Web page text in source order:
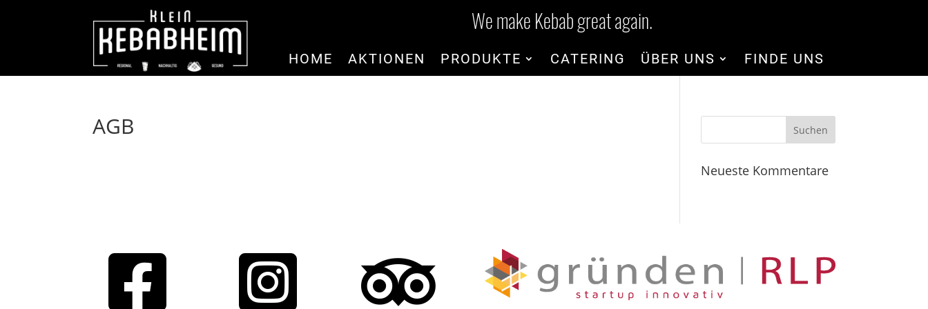
We make Kebab great again.
HOME AKTIONEN PRODUKTE CATERING ÜBER UNS FINDE UNS
AGB
Neueste Kommentare
  